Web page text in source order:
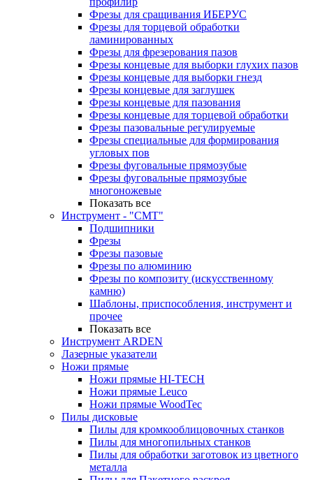
Фрезы для сращивания ИБЕРУС
Фрезы для торцевой обработки
ламинированных
Фрезы для фрезерования пазов
Фрезы концевые для выборки глухих пазов
Фрезы концевые для выборки гнезд
Фрезы концевые для заглушек
Фрезы концевые для пазования
Фрезы концевые для торцевой обработки
Фрезы пазовальные регулируемые
Фрезы специальные для формирования
угловых пов
Фрезы фуговальные прямозубые
Фрезы фуговальные прямозубые
многоножевые
Показать все
Инструмент - "СМТ"
Подшипники
Фрезы
Фрезы пазовые
Фрезы по алюминию
Фрезы по композиту (искусственному
камню)
Шаблоны, приспособления, инструмент и
прочее
Показать все
Инструмент ARDEN
Лазерные указатели
Ножи прямые
Ножи прямые HI-TECH
Ножи прямые Leuco
Ножи прямые WoodTec
Пилы дисковые
Пилы для кромкооблицовочных станков
Пилы для многопильных станков
Пилы для обработки заготовок из цветного
металла